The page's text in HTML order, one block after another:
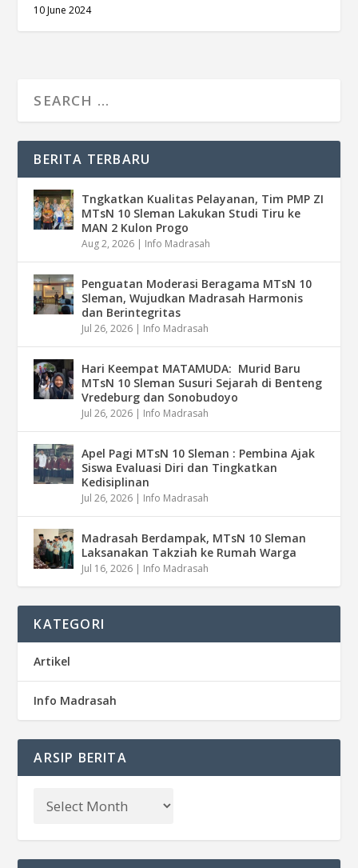
10 June 2024
BERITA TERBARU
Tngkatkan Kualitas Pelayanan, Tim PMP ZI
MTsN 10 Sleman Lakukan Studi Tiru ke
MAN 2 Kulon Progo
Aug 2, 2026 | Info Madrasah
Penguatan Moderasi Beragama MTsN 10
Sleman, Wujudkan Madrasah Harmonis
dan Berintegritas
Jul 26, 2026 | Info Madrasah
Hari Keempat MATAMUDA: Murid Baru
MTsN 10 Sleman Susuri Sejarah di Benteng
Vredeburg dan Sonobudoyo
Jul 26, 2026 | Info Madrasah
Apel Pagi MTsN 10 Sleman : Pembina Ajak
Siswa Evaluasi Diri dan Tingkatkan
Kedisiplinan
Jul 26, 2026 | Info Madrasah
Madrasah Berdampak, MTsN 10 Sleman
Laksanakan Takziah ke Rumah Warga
Jul 16, 2026 | Info Madrasah
KATEGORI
Artikel
Info Madrasah
ARSIP BERITA